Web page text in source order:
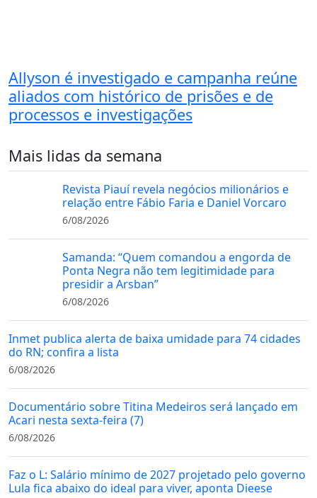
Allyson é investigado e campanha reúne
aliados com histórico de prisões e de
processos e investigações
Mais lidas da semana
Revista Piauí revela negócios milionários e
relação entre Fábio Faria e Daniel Vorcaro
6/08/2026
Samanda: “Quem comandou a engorda de
Ponta Negra não tem legitimidade para
presidir a Arsban”
6/08/2026
Inmet publica alerta de baixa umidade para 74 cidades
do RN; confira a lista
6/08/2026
Documentário sobre Titina Medeiros será lançado em
Acari nesta sexta-feira (7)
6/08/2026
Faz o L: Salário mínimo de 2027 projetado pelo governo
Lula fica abaixo do ideal para viver, aponta Dieese